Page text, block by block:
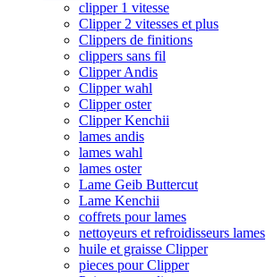
clipper 1 vitesse
Clipper 2 vitesses et plus
Clippers de finitions
clippers sans fil
Clipper Andis
Clipper wahl
Clipper oster
Clipper Kenchii
lames andis
lames wahl
lames oster
Lame Geib Buttercut
Lame Kenchii
coffrets pour lames
nettoyeurs et refroidisseurs lames
huile et graisse Clipper
pieces pour Clipper